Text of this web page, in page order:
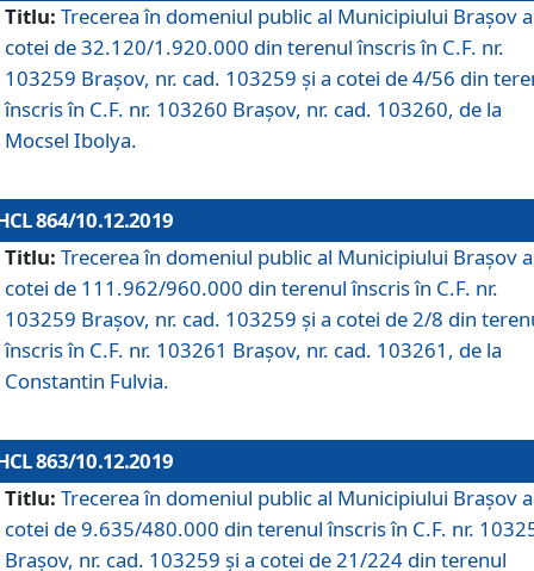
Titlu: Trecerea în domeniul public al Municipiului Braşov a
cotei de 32.120/1.920.000 din terenul înscris în C.F. nr.
103259 Brașov, nr. cad. 103259 și a cotei de 4/56 din
înscris în C.F. nr. 103260 Brașov, nr. cad. 103260, de la
Mocsel Ibolya.
864/10.12.2019
Titlu: Trecerea în domeniul public al Municipiului Braşov a
cotei de 111.962/960.000 din terenul înscris în C.F. nr.
103259 Brașov, nr. cad. 103259 și a cotei de 2/8 din
înscris în C.F. nr. 103261 Brașov, nr. cad. 103261, de la
Constantin Fulvia.
863/10.12.2019
Titlu: Trecerea în domeniul public al Municipiului Braşov a
cotei de 9.635/480.000 din terenul înscris în C.F. nr.
Brașov, nr. cad. 103259 și a cotei de 21/224 din terenul